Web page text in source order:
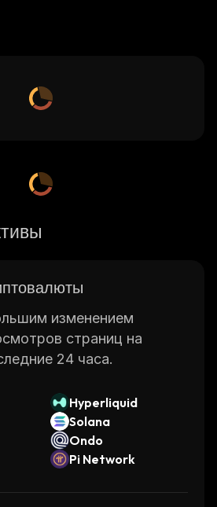
изменением
страниц на
24 часа.
Hyperliquid
Solana
Ondo
Pi Network